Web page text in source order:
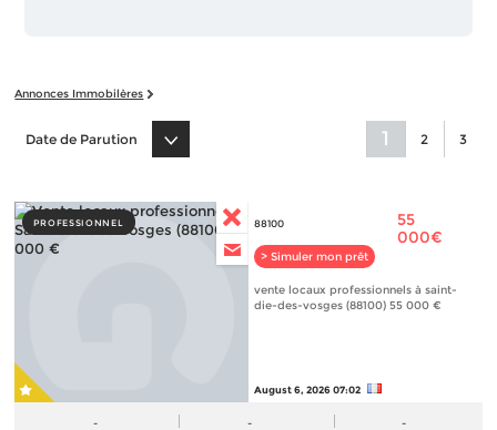
Annonces Immobilères
1 2 3
Date de Parution
PROFESSIONNEL 88100
> Simuler mon prêt
55
000€
vente locaux professionnels à saint-
die-des-vosges (88100) 55 000 €
August 6, 2026 07:02
- - -